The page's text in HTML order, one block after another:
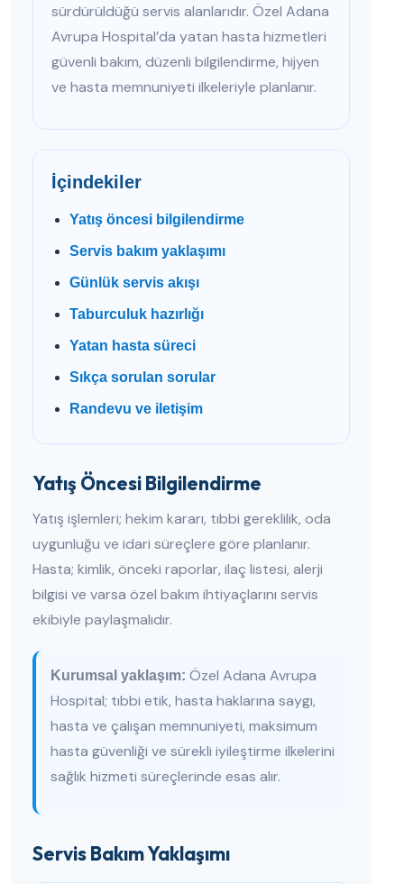
sürdürüldüğü servis alanlarıdır. Özel Adana
Avrupa Hospital’da yatan hasta hizmetleri
güvenli bakım, düzenli bilgilendirme, hijyen
ve hasta memnuniyeti ilkeleriyle planlanır.
İçindekiler
Yatış öncesi bilgilendirme
Servis bakım yaklaşımı
Günlük servis akışı
Taburculuk hazırlığı
Yatan hasta süreci
Sıkça sorulan sorular
Randevu ve iletişim
Yatış Öncesi Bilgilendirme
Yatış işlemleri; hekim kararı, tıbbi gereklilik, oda
uygunluğu ve idari süreçlere göre planlanır.
Hasta; kimlik, önceki raporlar, ilaç listesi, alerji
bilgisi ve varsa özel bakım ihtiyaçlarını servis
ekibiyle paylaşmalıdır.
Kurumsal yaklaşım: Özel Adana Avrupa
Hospital; tıbbi etik, hasta haklarına saygı,
hasta ve çalışan memnuniyeti, maksimum
hasta güvenliği ve sürekli iyileştirme ilkelerini
sağlık hizmeti süreçlerinde esas alır.
Servis Bakım Yaklaşımı